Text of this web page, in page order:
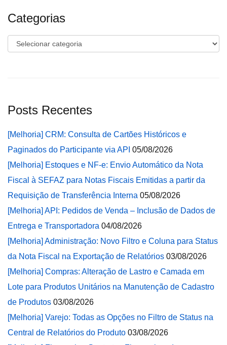
Categorias
Categorias
Posts Recentes
[Melhoria] CRM: Consulta de Cartões Históricos e
Paginados do Participante via API 05/08/2026
[Melhoria] Estoques e NF-e: Envio Automático da Nota
Fiscal à SEFAZ para Notas Fiscais Emitidas a partir da
Requisição de Transferência Interna 05/08/2026
[Melhoria] API: Pedidos de Venda – Inclusão de Dados de
Entrega e Transportadora 04/08/2026
[Melhoria] Administração: Novo Filtro e Coluna para Status
da Nota Fiscal na Exportação de Relatórios 03/08/2026
[Melhoria] Compras: Alteração de Lastro e Camada em
Lote para Produtos Unitários na Manutenção de Cadastro
de Produtos 03/08/2026
[Melhoria] Varejo: Todas as Opções no Filtro de Status na
Central de Relatórios do Produto 03/08/2026